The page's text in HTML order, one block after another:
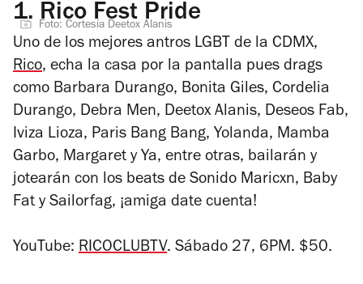
1. Rico Fest Pride
Foto: Cortesía Deetox Alanis
Uno de los mejores antros LGBT de la CDMX,
Rico, echa la casa por la pantalla pues drags
como Barbara Durango, Bonita Giles, Cordelia
Durango, Debra Men, Deetox Alanis, Deseos Fab,
Iviza Lioza, Paris Bang Bang, Yolanda, Mamba
Garbo, Margaret y Ya, entre otras, bailarán y
jotearán con los beats de Sonido Maricxn, Baby
Fat y Sailorfag, ¡amiga date cuenta!
YouTube: RICOCLUBTV. Sábado 27, 6PM. $50.